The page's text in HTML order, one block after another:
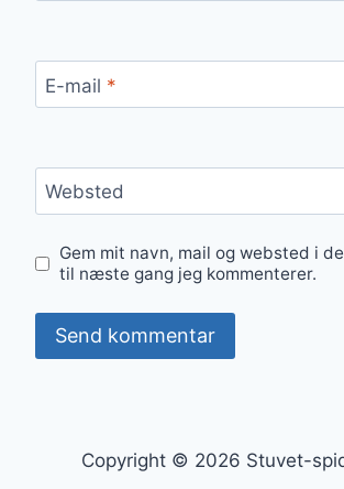
E-mail *
Websted
Gem mit navn, mail og websted i
til næste gang jeg kommenterer.
Copyright © 2026 Stuvet-